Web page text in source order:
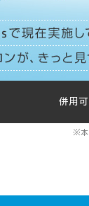
併用
※本